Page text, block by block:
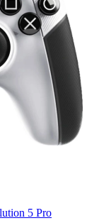
5 Pro